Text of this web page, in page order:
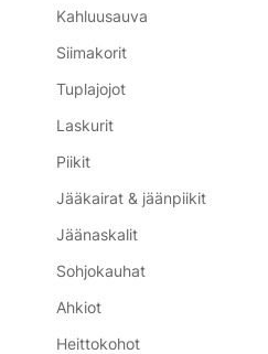
Kahluusauva
Siimakorit
Tuplajojot
Laskurit
Piikit
Jääkairat & jäänpiikit
Jäänaskalit
Sohjokauhat
Ahkiot
Heittokohot